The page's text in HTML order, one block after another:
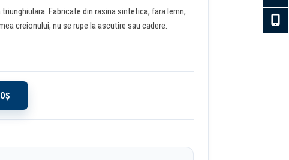
Fabricate din rasina sintetica, fara lemn;
creionului, nu se rupe la ascutire sau cadere.